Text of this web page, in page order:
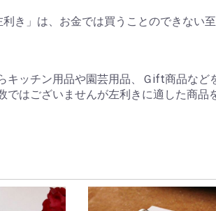
利き」は、お金では買うことのできない
キッチン用品や園芸用品、Ｇift商品など
ではございませんが左利きに適した商品